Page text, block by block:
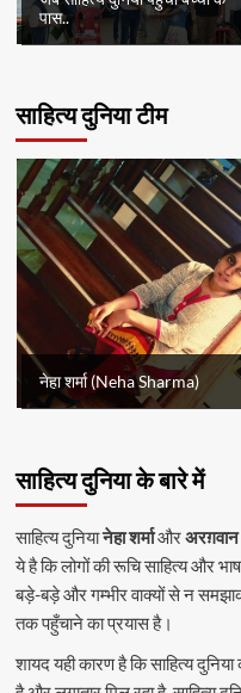
पास..
साहित्य दुनिया टीम
नेहा शर्मा (Neha Sharma)
साहित्य दुनिया के बारे में
साहित्य दुनियानेहा शर्माऔरअरग़वान
ये है कि लोगों की रूचि साहित्य और
बड़े-बड़े और गम्भीर वाक्यों से न
तक पहुँचाने का प्रयास है।
शायद यही कारण है कि साहित्य